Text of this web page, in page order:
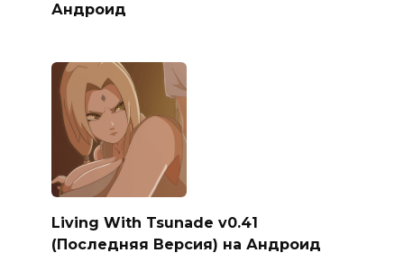
Андроид
Living With Tsunade v0.41
(Последняя Версия) на Андроид